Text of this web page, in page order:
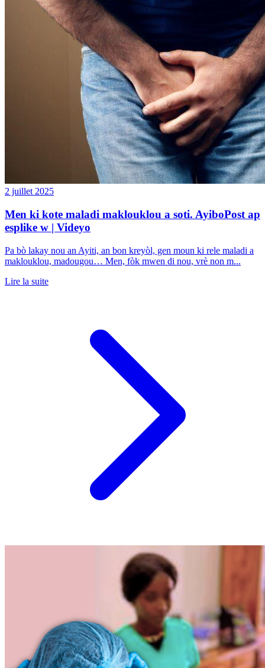
2 juillet 2025
Men ki kote maladi maklouklou a soti. AyiboPost ap
esplike w | Videyo
Pa bò lakay nou an Ayiti, an bon kreyòl, gen moun ki rele maladi a
maklouklou, madougou… Men, fòk mwen di nou, vrè non m...
Lire la suite